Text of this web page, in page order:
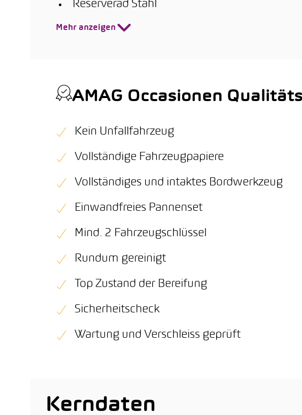
Reserverad Stahl
Mehr anzeigen
AMAG Occasionen
Kein Unfallfahrzeug
Vollständige Fahrzeugpapiere
Vollständiges und intaktes Bordwerkzeug
Einwandfreies Pannenset
Mind. 2 Fahrzeugschlüssel
Rundum gereinigt
Top Zustand der Bereifung
Sicherheitscheck
Wartung und Verschleiss geprüft
Kerndaten